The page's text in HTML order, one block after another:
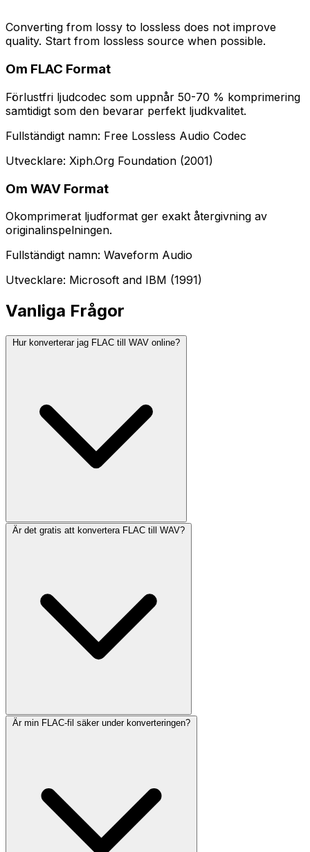
Converting from lossy to lossless does not improve
quality. Start from lossless source when possible.
Om FLAC Format
Förlustfri ljudcodec som uppnår 50-70 % komprimering
samtidigt som den bevarar perfekt ljudkvalitet.
Fullständigt namn: Free Lossless Audio Codec
Utvecklare: Xiph.Org Foundation (2001)
Om WAV Format
Okomprimerat ljudformat ger exakt återgivning av
originalinspelningen.
Fullständigt namn: Waveform Audio
Utvecklare: Microsoft and IBM (1991)
Vanliga Frågor
Hur konverterar jag FLAC till WAV online?
Är det gratis att konvertera FLAC till WAV?
Är min FLAC-fil säker under konverteringen?